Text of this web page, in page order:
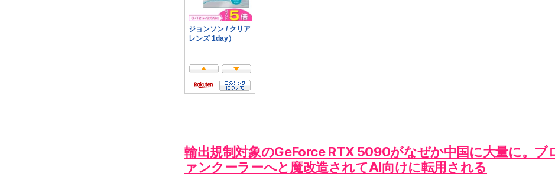
輸出規制対象のGeForce RTX 5090がなぜか中国に大量に。ブ
ァンクーラーへと魔改造されてAI向けに転用される